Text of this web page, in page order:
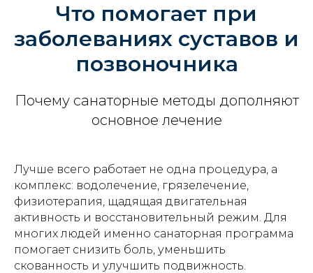
Что помогает при
заболеваниях суставов и
позвоночника
Почему санаторные методы дополняют
основное лечение
Лучше всего работает не одна процедура, а
комплекс: водолечение, грязелечение,
физиотерапия, щадящая двигательная
активность и восстановительный режим. Для
многих людей именно санаторная программа
помогает снизить боль, уменьшить
скованность и улучшить подвижность.